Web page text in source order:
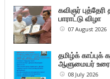
கவிஞர்
பாராட்டு விழா
07 August 2026
தமிழ்க்
ஆளுமையர் உரை
08 July 2026